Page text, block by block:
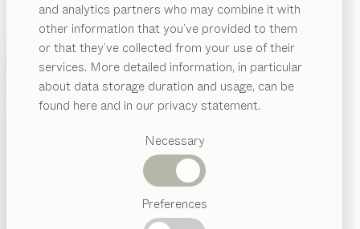
and analytics partners who may combine it with
other information that you’ve provided to them
or that they’ve collected from your use of their
services. More detailed information, in particular
about data storage duration and usage, can be
found here and in our privacy statement.
Necessary
Preferences
Vorgeschlagene
Kategorien
PRODUKTE
INSPIRATION
ÜBER UNS
Mit unserem Zwischenelement verwandeln Sie Ihren
Kleiderschrank in ein multifunktionales Möbel, das Ihr
Homeoffice selbst auf kleiner Fläche anspruchsvoll
integriert. In jedem Bereich Ihres Zuhauses, vom Flur
bis zum Gästezimmer.
Wenn nicht anders angeführt, werden alle
Holzoberflächen mit reinem Naturöl veredelt.